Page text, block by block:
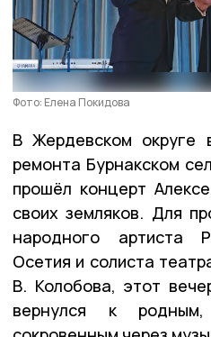
Фото: Елена Покидова
В Жердевском округе
ремонта Бурнакском
прошёл концерт
своих земляков. Для
народного артиста
Осетия и солиста
В. Колобова, этот
вернулся к